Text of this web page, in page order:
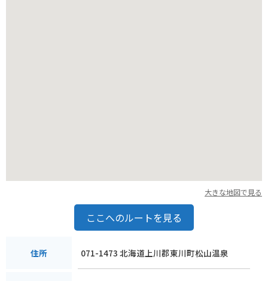
大きな地図で見る
ここへのルートを見る
住所 071-1473 北海道上川郡東川町松山温泉